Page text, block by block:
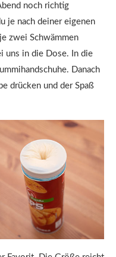
noch richtig
je nach deiner eigenen
zwei Schwämmen
uns in die Dose. In die
Danach
drücken und der Spaß